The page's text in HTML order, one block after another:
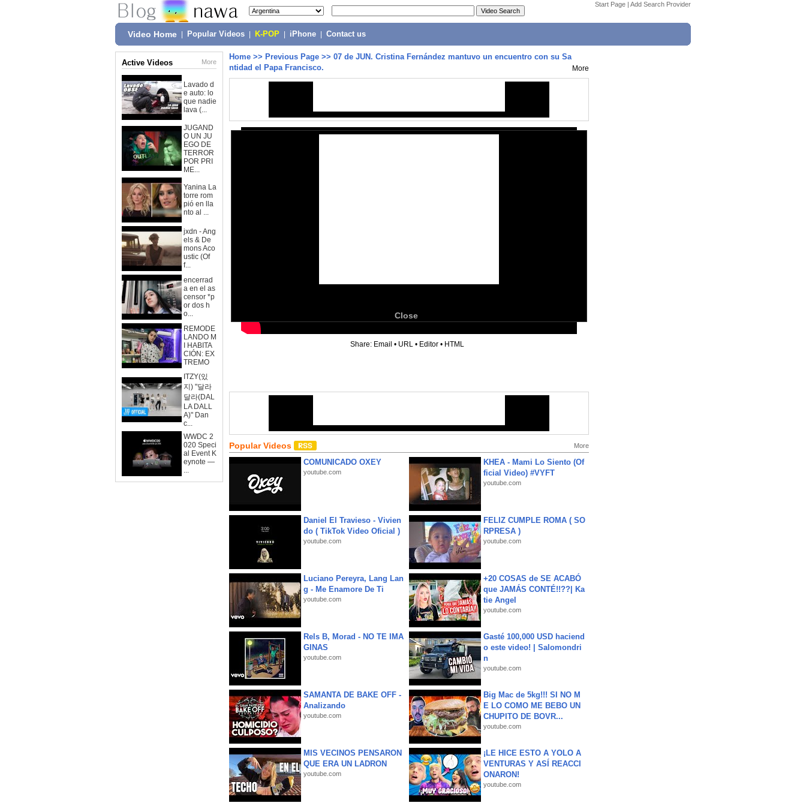
Start Page | Add Search Provider
Video Home Popular Videos K-POP iPhone Contact us
Active Videos More
Lavado d
e auto: lo
que nadie
lava (...
JUGAND
O UN JU
EGO DE
TERROR
POR PRI
ME...
Yanina La
torre rom
pió en lla
nto al ...
jxdn - Ang
els & De
mons Aco
ustic (Of
f...
encerrad
a en el as
censor *p
or dos h
o...
REMODE
LANDO M
I HABITA
CIÓN: EX
TREMO
ITZY(있
지) "달라
달라(DAL
LA DALL
A)" Dan
c...
WWDC 2
020 Speci
al Event K
eynote —
...
Home >> Previous Page >> 07 de JUN. Cristina Fernández mantuvo un encuentro con su Sa
ntidad el Papa Francisco.
More
Close
Share: Email • URL • Editor • HTML
Popular Videos More
COMUNICADO OXEY
youtube.com
KHEA - Mami Lo Siento (Of
ficial Video) #VYFT
youtube.com
Daniel El Travieso - Vivien
do ( TikTok Video Oficial )
youtube.com
FELIZ CUMPLE ROMA ( SO
RPRESA )
youtube.com
Luciano Pereyra, Lang Lan
g - Me Enamore De Ti
youtube.com
+20 COSAS de SE ACABÓ
que JAMÁS CONTÉ!!??| Ka
tie Angel
youtube.com
Rels B, Morad - NO TE IMA
GINAS
youtube.com
Gasté 100,000 USD haciend
o este video! | Salomondri
n
youtube.com
SAMANTA DE BAKE OFF -
Analizando
youtube.com
Big Mac de 5kg!!! SI NO M
E LO COMO ME BEBO UN
CHUPITO DE BOVR...
youtube.com
MIS VECINOS PENSARON
QUE ERA UN LADRON
youtube.com
¡LE HICE ESTO A YOLO A
VENTURAS Y ASÍ REACCI
ONARON!
youtube.com